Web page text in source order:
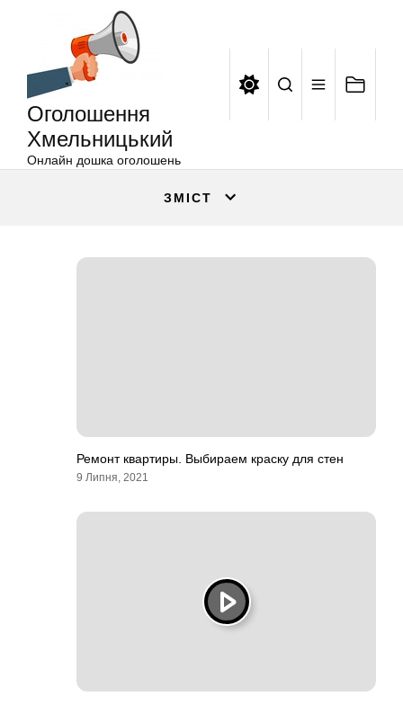
Оголошення
Хмельницький
Онлайн дошка оголошень
ЗМІСТ
Ремонт квартиры. Выбираем краску для стен
9 Липня, 2021